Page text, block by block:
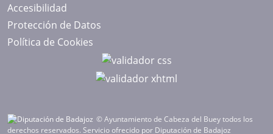
Accesibilidad
Protección de Datos
Política de Cookies
© Ayuntamiento de Cabeza del Buey todos los
derechos reservados. Servicio ofrecido por Diputación de Badajoz